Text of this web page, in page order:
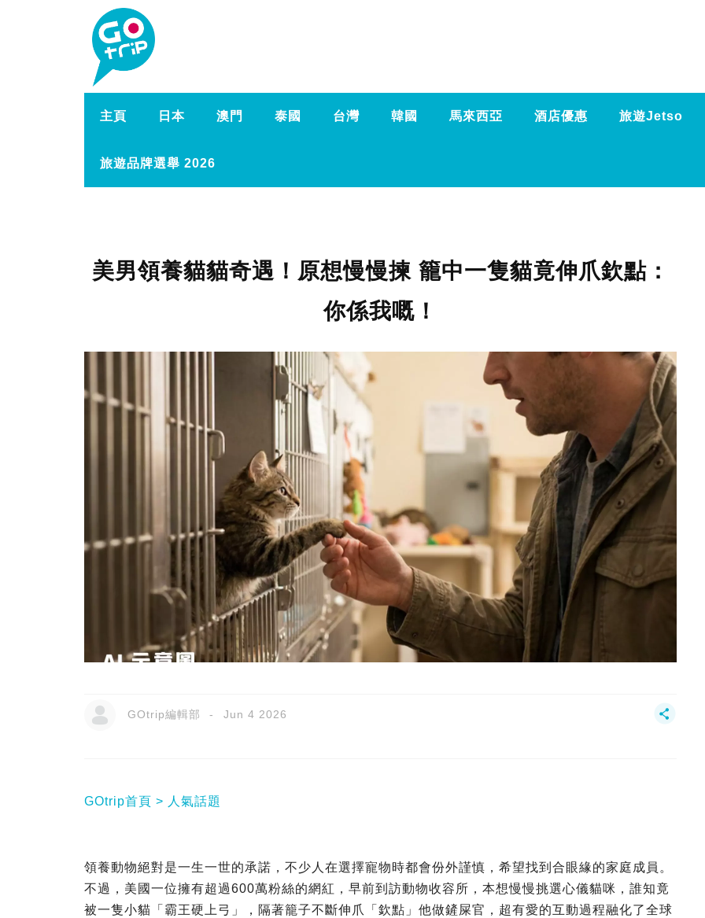
主頁 日本 澳門 泰國 台灣 韓國 馬來西亞 酒店優惠 旅遊Jetso
旅遊品牌選舉 2026
美男領養貓貓奇遇！原想慢慢揀 籠中一隻貓竟伸爪欽點：
你係我嘅！
GOtrip編輯部 Jun 4 2026
GOtrip首頁 人氣話題
領養動物絕對是一生一世的承諾，不少人在選擇寵物時都會份外謹慎，希望找到合眼緣的家庭成員。
不過，美國一位擁有超過600萬粉絲的網紅，早前到訪動物收容所，本想慢慢挑選心儀貓咪，誰知竟
被一隻小貓「霸王硬上弓」，隔著籠子不斷伸爪「欽點」他做鏟屎官，超有愛的互動過程融化了全球